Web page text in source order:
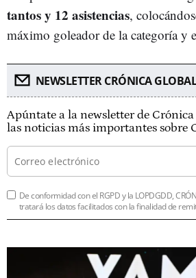
tantos y 12 asistencias,
máximo goleador de la categoría y
NEWSLETTER CRÓNICA GLOBAL
Apúntate a la newsletter de
las noticias más importantes sobre
De conformidad con el RGPD y la LOPDGDD,
tratará los datos facilitados con la finalidad de